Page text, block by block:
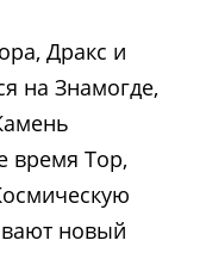
Дракс и
на Знамогде,
время Тор,
новый